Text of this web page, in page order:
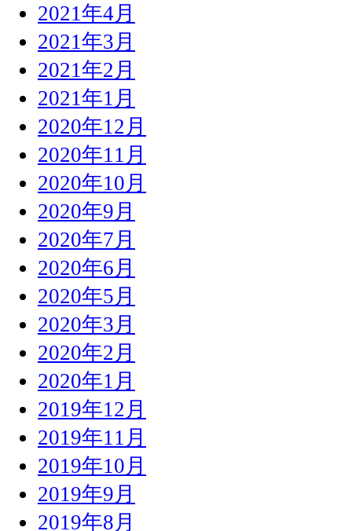
2021年4月
2021年3月
2021年2月
2021年1月
2020年12月
2020年11月
2020年10月
2020年9月
2020年7月
2020年6月
2020年5月
2020年3月
2020年2月
2020年1月
2019年12月
2019年11月
2019年10月
2019年9月
2019年8月